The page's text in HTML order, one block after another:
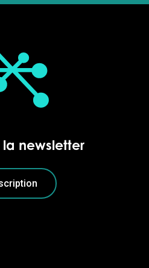
la newsletter